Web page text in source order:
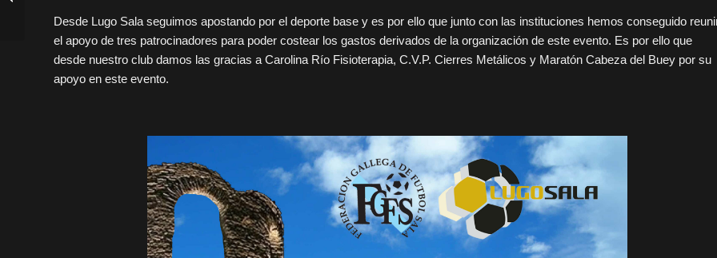
Desde Lugo Sala seguimos apostando por el deporte base y es por ello que junto con las instituciones hemos conseguido
el apoyo de tres patrocinadores para poder costear los gastos derivados de la organización de este evento. Es por ello que
desde nuestro club damos las gracias a Carolina Río Fisioterapia, C.V.P. Cierres Metálicos y Maratón Cabeza del Buey por su
apoyo en este evento.
cuanto a la ...